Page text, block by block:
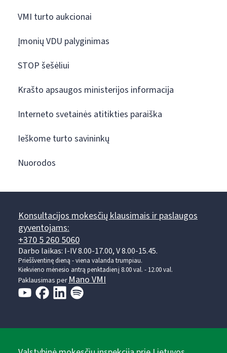
VMI turto aukcionai
Įmonių VDU palyginimas
STOP šešėliui
Krašto apsaugos ministerijos informacija
Interneto svetainės atitikties paraiška
Ieškome turto savininkų
Nuorodos
Konsultacijos mokesčių klausimais ir paslaugos
gyventojams:
+370 5 260 5060
Darbo laikas: I-IV 8.00-17.00, V 8.00-15.45.
Prieššventinę dieną - viena valanda trumpiau.
Kiekvieno mėnesio antrą penktadienį 8.00 val. - 12.00 val.
Paklausimas per Mano VMI